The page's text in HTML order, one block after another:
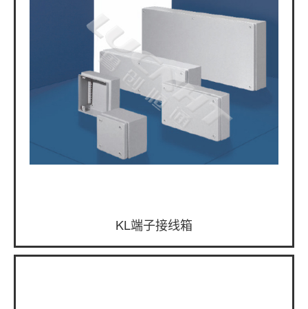
KL端子接线箱